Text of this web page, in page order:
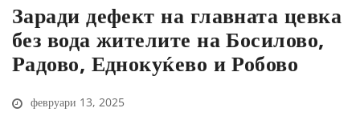
Заради дефект на главната цевка
без вода жителите на Босилово,
Радово, Еднокуќево и Робово
февруари 13, 2025